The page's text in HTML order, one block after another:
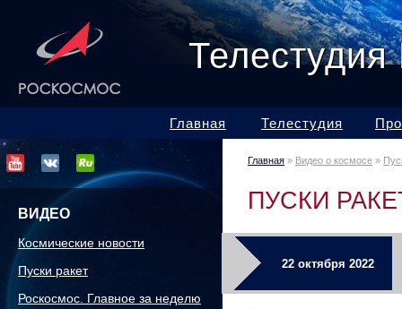
Главная Телестудия
ВИДЕО
Космические новости
Пуски ракет
Роскосмос. Главное за неделю
Главная » Видео о космосе »
ПУСКИ
22 октября 2022